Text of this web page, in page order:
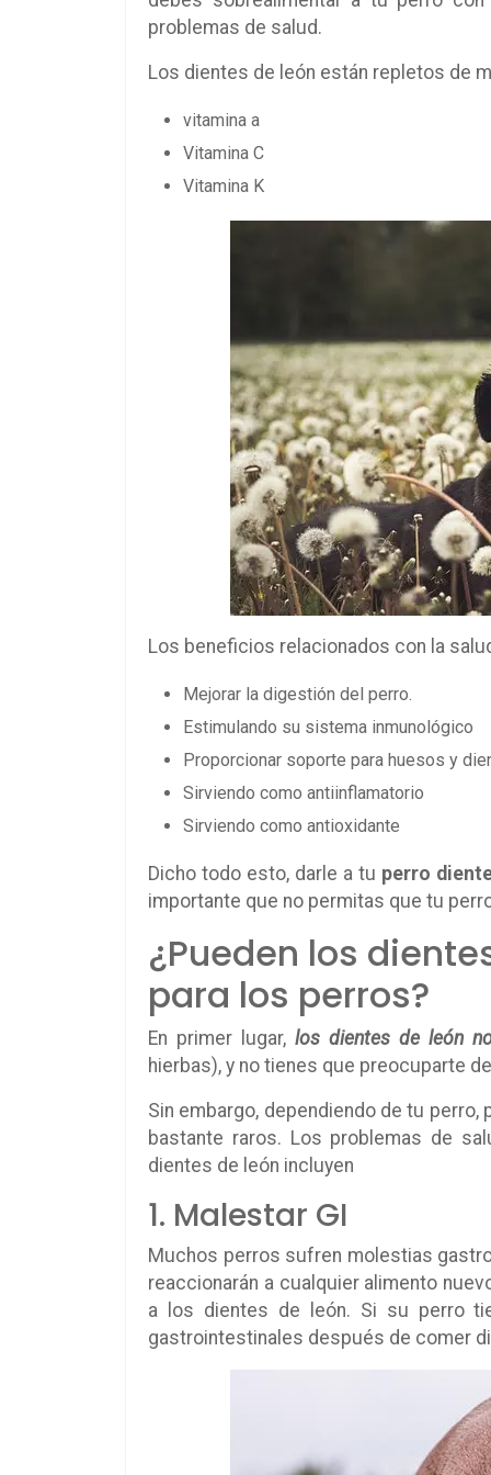
problemas de salud.
Los dientes de león están repletos de
vitamina a
Vitamina C
Vitamina K
Los beneficios relacionados con la
Mejorar la digestión del perro.
Estimulando su sistema inmunológico
Proporcionar soporte para huesos y
Sirviendo como antiinflamatorio
Sirviendo como antioxidante
Dicho todo esto, darle a tu perro
importante que no permitas que tu
¿Pueden los
para los perros?
En primer lugar,los dientes de león
hierbas), y no tienes que preocuparte
Sin embargo, dependiendo de tu
bastante raros. Los problemas de
dientes de león incluyen
1. Malestar GI
Muchos perros sufren molestias
reaccionarán a cualquier alimento
a los dientes de león. Si su perro
gastrointestinales después de comer